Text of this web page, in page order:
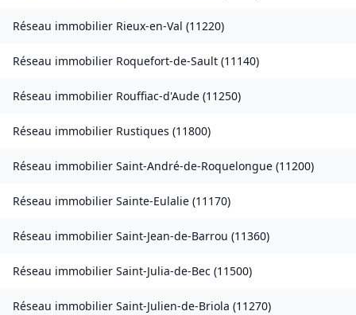
Réseau immobilier Rieux-en-Val (11220)
Réseau immobilier Roquefort-de-Sault (11140)
Réseau immobilier Rouffiac-d'Aude (11250)
Réseau immobilier Rustiques (11800)
Réseau immobilier Saint-André-de-Roquelongue (11200)
Réseau immobilier Sainte-Eulalie (11170)
Réseau immobilier Saint-Jean-de-Barrou (11360)
Réseau immobilier Saint-Julia-de-Bec (11500)
Réseau immobilier Saint-Julien-de-Briola (11270)